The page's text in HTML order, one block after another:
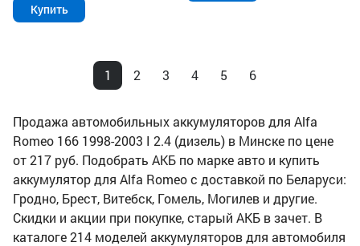
Купить
1 2 3 4 5 6
Продажа автомобильных аккумуляторов для Alfa
Romeo 166 1998-2003 I 2.4 (дизель) в Минске по цене
от 217 руб. Подобрать АКБ по марке авто и купить
аккумулятор для Alfa Romeo с доставкой по Беларуси:
Гродно, Брест, Витебск, Гомель, Могилев и другие.
Скидки и акции при покупке, старый АКБ в зачет. В
каталоге 214 моделей аккумуляторов для автомобиля